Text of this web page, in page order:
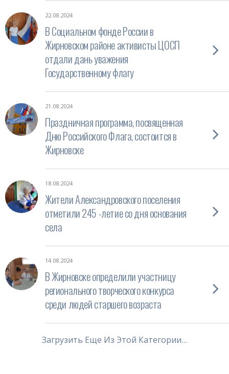
22.08.2024
В Социальном фонде России в
Жирновском районе активисты ЦОСП
отдали дань уважения
Государственному флагу
21.08.2024
Праздничная программа, посвященная
Дню Российского Флага, состоится в
Жирновске
18.08.2024
Жители Александровского поселения
отметили 245 -летие со дня основания
села
14.08.2024
В Жирновске определили участницу
регионального творческого конкурса
среди людей старшего возраста
Загрузить Еще Из Этой Категории…